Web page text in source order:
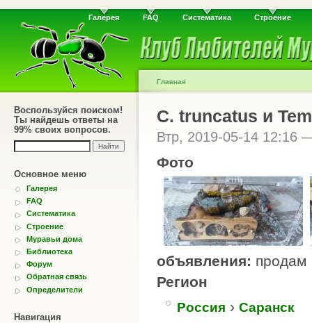
Галерея FAQ Систематика Строение
Воспользуйся поиском!
Ты найдешь ответы на
99% своих вопросов.
Основное меню
Галерея
FAQ
Систематика
Строение
Муравьи дома
Библиотека
Форум
Обратная связь
Определители
Навигация
Главная
C. truncatus и
Втр, 2019-05-14 12:16
Фото
объявления: продам
Регион
Россия › Саранск